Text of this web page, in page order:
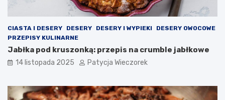
CIASTA I DESERY DESERY DESERY I WYPIEKI
DESERY OWOCOWE
PRZEPISY KULINARNE
Jabłka pod kruszonką: przepis na crumble jabłkowe
14 listopada 2025 Patycja Wieczorek